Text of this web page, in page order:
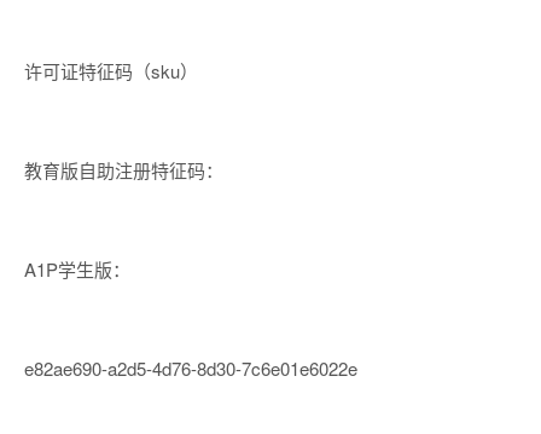
许可证特征码（sku）
教育版自助注册特征码：
A1P学生版：
e82ae690-a2d5-4d76-8d30-7c6e01e6022e